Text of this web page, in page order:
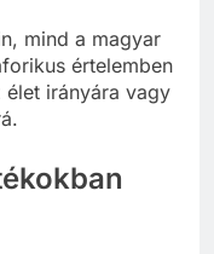
mind a magyar
értelemben
élet irányára vagy